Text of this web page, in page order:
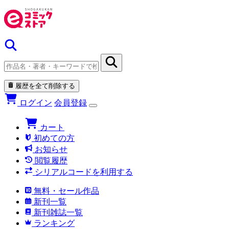
履歴を全て削除する
ログイン 会員登録
カート
初めての方
お知らせ
閲覧履歴
シリアルコードを利用する
無料・セール作品
新刊一覧
新刊雑誌一覧
ランキング